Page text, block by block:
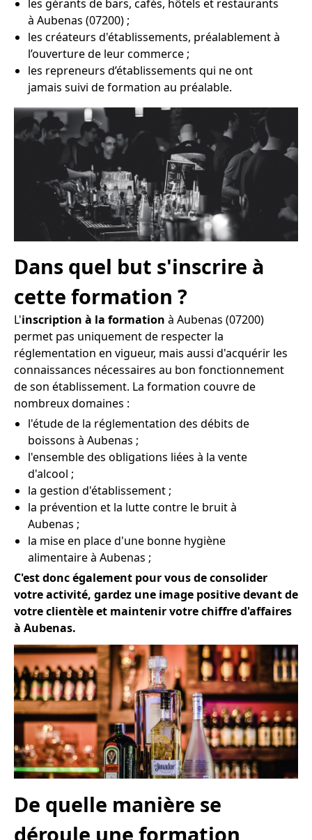
les gérants de bars, cafés, hôtels et restaurants
à Aubenas (07200) ;
les créateurs d'établissements, préalablement à
l’ouverture de leur commerce ;
les repreneurs d’établissements qui ne ont
jamais suivi de formation au préalable.
Dans quel but s'inscrire à
cette formation ?
L'inscription à la formation à Aubenas (07200)
permet pas uniquement de respecter la
réglementation en vigueur, mais aussi d'acquérir les
connaissances nécessaires au bon fonctionnement
de son établissement. La formation couvre de
nombreux domaines :
l'étude de la réglementation des débits de
boissons à Aubenas ;
l'ensemble des obligations liées à la vente
d'alcool ;
la gestion d'établissement ;
la prévention et la lutte contre le bruit à
Aubenas ;
la mise en place d'une bonne hygiène
alimentaire à Aubenas ;
C'est donc également pour vous de consolider
votre activité, gardez une image positive devant de
votre clientèle et maintenir votre chiffre d'affaires
à Aubenas.
De quelle manière se
déroule une formation